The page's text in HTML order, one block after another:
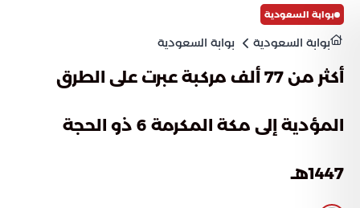
بوابة السعودية
بوابة السعودية بوابة السعودية
أكثر من 77 ألف مركبة عبرت على الطرق
المؤدية إلى مكة المكرمة 6 ذو الحجة
1447هـ